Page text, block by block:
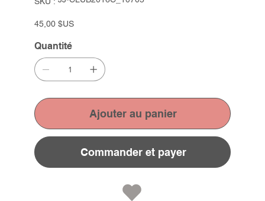
JJ-
Prix
45,00 $US
Quantité
Ajouter au panier
Commander et payer